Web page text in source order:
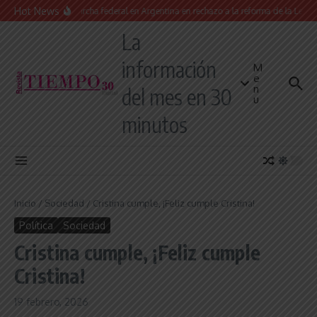
Saltar al contenido
Hot News
Masiva marcha federal en Argentina en rechazo a la reforma de la Ley de
La
información
del mes en 30
minutos
M
e
n
u
Inicio / Sociedad / Cristina cumple, ¡Feliz cumple Cristina!
Política Sociedad
Cristina cumple, ¡Feliz cumple
Cristina!
19 febrero, 2026